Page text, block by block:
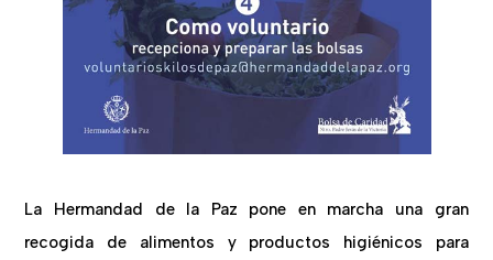
La Hermandad de la Paz pone en marcha una gran
recogida de alimentos y productos higiénicos para